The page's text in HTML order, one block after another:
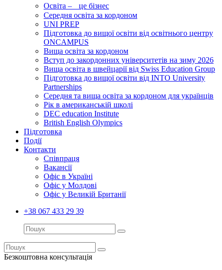
Освіта – це бізнес
Середня освіта за кордоном
UNI PREP
Підготовка до вищої освіти від освітнього центру
ONCAMPUS
Вища освіта за кордоном
Вступ до закордонних університетів на зиму 2026
Вища освіта в швейцарії від Swiss Education Group
Підготовка до вищої освіти від INTO University
Partnerships
Середня та вища освіта за кордоном для українців
Рік в американській школі
DEC education Institute
British English Olympics
Підготовка
Події
Контакти
Співпраця
Вакансії
Офіс в Україні
Офіс у Молдові
Офіс у Великій Британії
+38 067 433 29 39
Безкоштовна консультація